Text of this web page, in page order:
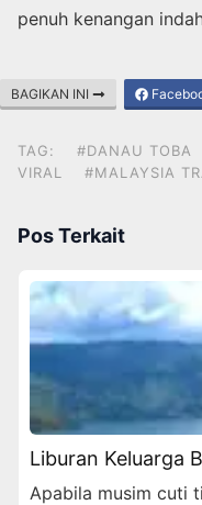
penuh kenangan
BAGIKAN INI
TAG: #DANAU TOBA
VIRAL
#MALAYSIA
Pos Terkait
Liburan Keluarga
Apabila musim cuti